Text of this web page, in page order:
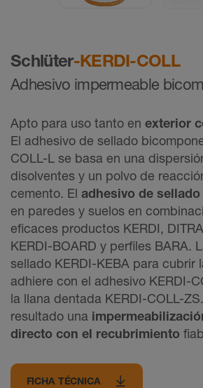
Schlüter-KERDI-COLL
Adhesivo impermeable
Apto para uso tanto en exterior
El adhesivo de sellado
COLL-L se basa en una
disolventes y un polvo de
cemento. El adhesivo de sellado
en paredes y suelos en
eficaces productos KERDI,
KERDI-BOARD y perfiles BARA.
sellado KERDI-KEBA para cubrir
adhiere con el adhesivo KERDI-
la llana dentada KERDI-COLL-
resultado una
directo con el recubrimiento
FICHA TÉCNICA